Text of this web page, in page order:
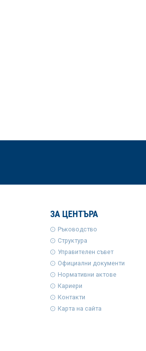
ЗА ЦЕНТЪРА
Ръководство
Структура
Управителен съвет
Официални документи
Нормативни актове
Кариери
Контакти
Карта на сайта